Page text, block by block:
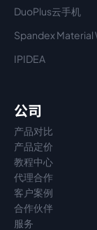
DuoPlus云手机
Spandex Material
IPIDEA
公司
产品对比
产品定价
教程中心
代理合作
客户案例
合作伙伴
服务